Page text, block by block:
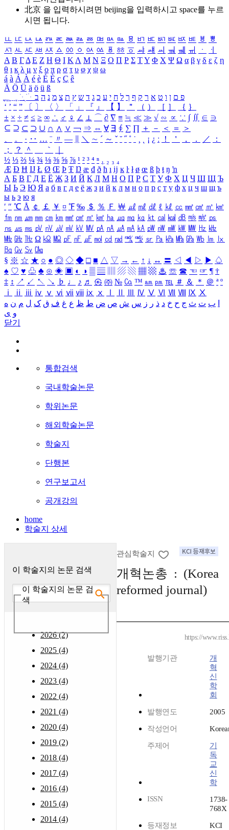
北京 을 입력하시려면 beijing을 입력하시고 space를 누르
시면 됩니다.
ㅥ ㅦ ㅧ ㅨ ㅩ ㅪ ㅫ ㅬ ㅭ ㅮ ㅯ ㅰ ㅱ ㅲ ㅳ ㅴ ㅵ ㅶ ㅷ ㅸ
ㅹ
ㅺ ㅻ ㅼ ㅽ ㅾ ㅿ ㆀ ㆁ ㆂ ㆃ ㆄ ㆅ ㆆ ㆇ ㆈ ㆉ ㆊ ㆋ ㆌ ㆍ
ㆎ
Α Β ΓΔ Ε Ζ Η Θ Ι ΚΛ Μ Ν Ξ Ο Π Ρ Σ ΤΥ Φ Χ Ψ Ω α β γ δ ε ζ η
θ ι κ λ μ ν ξ ο π ρ σ τ υ φ χ ψ ω
á à Á À é è É È ç Ç ê
Ä Ö Ü ä ö ü ß
ִֶֹ ֻּ ׁׂ פ ם ן ו ט א ר ק ף ך ל ח י ע כ ג ד ש ץ ת צ מ נ ה ב
‘ ’ “ ” 〔 〕 〈 〉 「 」 『 』 【 】 ＂ （ ） ［ ］ ｛ ｝
± × ÷ ≠ ≤ ≥ ∞ ∴ ♂ ♀ ∠ ⊥ ⌒ ∂ ∇ ≡ ≒ ≪ ≫ √ ∽ ∝ ∵ ∫ ∬ ∈ ∋
⊆ ⊇ ⊂ ⊃ ∪ ∩ ∧ ∨ ￢ ⇒ ⇔ ∀ ∃ ∮ ∑ ∏ ＋ － ＜ ＝
＞
、
。 · ‥ … ¨ 〃 ― ＼ ∼ ´ ～ ˇ ˘ ˝ ˚ ˙ ¸ ¡ ¿ ː ！ ＇ ， ． ／
：
；
？ ＾ ｀
½ ⅓ ⅔ ¼ ¾ ⅛ ⅜ ⅝ ⅞ ¹ ² ³ ⁴ ⁿ ₁ ₂ ₃ ₄
Æ Ð Ħ Ĳ Ł Ø Œ Þ Ŧ Ŋ æ đ ð ħ ı ĳ ĸ ŀ ł ø œ ß þ ŧ ŋ ŉ
А Б В Г Д Е Ё Ж З И Й К Л М Н О П Р С Т У Ф Х Ц Ч Ш Щ Ъ
Ы Ь Э Ю Я а б в г д е ё ж з и й к л м н о п р с т у ф х ц ч ш щ ъ
ы ь э ю я
′ ″ ℃ Å ￠ ￡ ￥ ¤ ℉ ‰ ＄ ％ Ｆ ￦ ㎕ ㎖ ㎗ ℓ ㎘ ㏄ ㎣ ㎤ ㎥ ㎦
㎙ ㎚ ㎛ ㎜ ㎝ ㎞ ㎟ ㎠ ㎡ ㎢ ㏊ ㎍ ㎎ ㎏ ㏏ ㎈ ㎉ ㏈ ㎧ ㎨ ㎰
㎱ ㎲ ㎳ ㎴ ㎵ ㎶ ㎷ ㎸ ㎹ ㎀ ㎁ ㎂ ㎃ ㎄ ㎺ ㎻ ㎽ ㎾ ㎿ ㎐ ㎑
㎒ ㎓ ㎔ Ω ㏀ ㏁ ㎊ ㎋ ㎌ ㏖ ㏅ ㎭ ㎮ ㎯ ㏛ ㎩ ㎪ ㎫ ㎬ ㏝ ㏐
㏓
㏃ ㏉ ㏜ ㏆
§ ※ ☆ ★ ○ ● ◎ ◇ ◆ □ ■ △ ▽ → ← ↑ ↓ ↔ 〓 ◁ ◀ ▷ ▶ ♤
♠ ♡ ♥ ♧ ♣ ⊙ ◈ ▣ ◐ ◑ ▒ ▤ ▨ ▧ ▦ ▩ ♨ ☏ ☎ ☜ ☞ ¶ †
‡ ↕ ↗ ↙ ↖ ↘ ♭ ♩ ♪ ♬ ㉿ ㈜ № ㏇ ™ ㏂ ㏘ ℡ ＃ ＆ ＊ ＠ ª º
ⅰ
ⅱ ⅲ ⅳ ⅴ ⅵ ⅶ ⅷ ⅸ ⅹ Ⅳ Ⅴ Ⅵ Ⅶ Ⅷ Ⅸ Ⅹ
ب ت ث ج ح خ د ذ ر ز س ش ص ض ط ظ ع غ ف ق ک ل م ن ه
و ی
닫기
통합검색
국내학술논문
학위논문
해외학술논문
학술지
단행본
연구보고서
공개강의
home
학술지 상세
이 학술지의 논문 검색
이 학술지의 논문 검
색
2026 (2)
2025 (4)
2024 (4)
2023 (4)
2022 (4)
2021 (4)
2020 (4)
2019 (2)
2018 (4)
2017 (4)
2016 (4)
2015 (4)
2014 (4)
관심학술지
개혁논총 : (Korea
reformed journal)
https://
발행기관
개
혁
신
학
회
발행연도 2005
작성언어
주제어
기
독
교
신
학
ISSN
1738-
768X
등재정보
KCI